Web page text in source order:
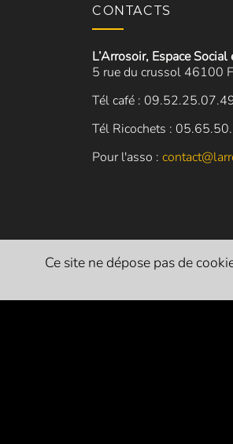
CONTACTS
L’Arrosoir, Espace
5 rue du crussol 46100
Tél café :
Tél Ricochets :
Pour l'asso :
Ce site ne dépose pas de